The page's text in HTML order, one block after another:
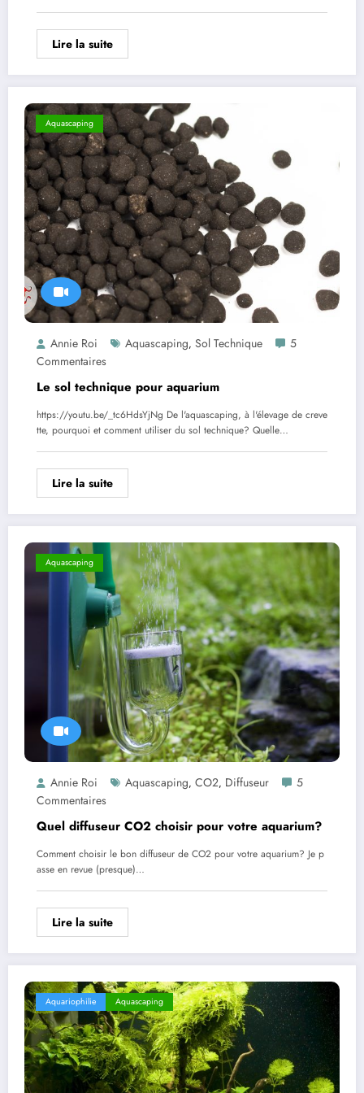
Lire la suite
Aquascaping
Annie Roi Aquascaping, Sol Technique
5
Commentaires
Le sol technique pour aquarium
https://youtu.be/_tc6HdsYjNg De l'aquascaping, à l'élevage de creve
tte, pourquoi et comment utiliser du sol technique? Quelle…
Lire la suite
Aquascaping
Annie Roi Aquascaping, CO2, Diffuseur
5
Commentaires
Quel diffuseur CO2 choisir pour votre aquarium?
Comment choisir le bon diffuseur de CO2 pour votre aquarium? Je p
asse en revue (presque)…
Lire la suite
Aquariophilie Aquascaping